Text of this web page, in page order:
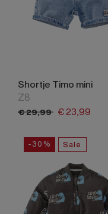
Shortje Timo mini
Z8
€29,99 €23,99
-30% Sale